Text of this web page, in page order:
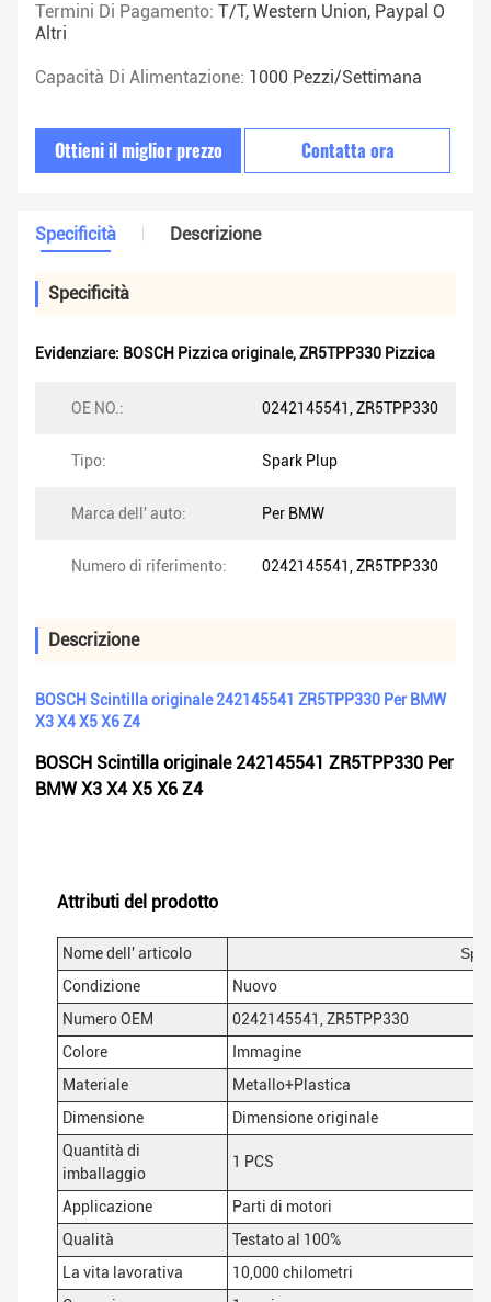
Termini Di Pagamento: T/T, Western Union, Paypal O
Altri
Capacità Di Alimentazione: 1000 Pezzi/settimana
Ottieni il miglior prezzo Contatta ora
Specificità Descrizione
Specificità
Evidenziare: BOSCH Pizzica originale,ZR5TPP330 Pizzica
OE NO.: 0242145541, ZR5TPP330
Tipo: Spark Plup
Marca dell' auto: Per BMW
Numero di riferimento: 0242145541, ZR5TPP330
Descrizione
BOSCH Scintilla originale 242145541 ZR5TPP330 Per BMW
X3 X4 X5 X6 Z4
BOSCH Scintilla originale 242145541 ZR5TPP330 Per
BMW X3 X4 X5 X6 Z4
Attributi del prodotto
Nome dell' articolo
Condizione
Nuovo
Numero OEM
0242145541, ZR5TPP330
Colore
Immagine
Materiale
Metallo+Plastica
Dimensione
Dimensione originale
Quantità di
imballaggio
1 PCS
Applicazione
Parti di motori
Qualità
Testato al 100%
La vita lavorativa
10,000 chilometri